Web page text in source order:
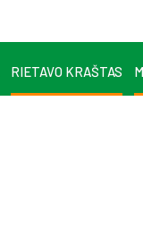
RIETAVO KRAŠTAS